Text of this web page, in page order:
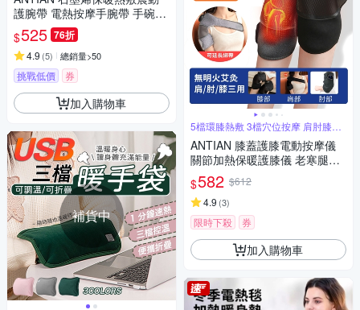
護腕帶 電熱按摩手腕帶 手碗按
摩儀 手腕保暖神器
$525 76折
4.9 (5) 總銷量>50
挑戰低價 券
加入購物車
補貨中
5檔環膝熱敷 3檔穴位按摩 肩肘膝多
用途
ANTIAN 膝蓋護膝電動按摩儀
關節加熱保暖護膝儀 老寒腿保
暖發熱器 肩肘膝蓋三用 長輩送
禮 單只
$582 $612
4.9 (3)
限時下殺 券
加入購物車